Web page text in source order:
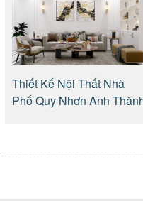
Thiết Kế Nội Thất Nhà
Phố Quy Nhơn Anh